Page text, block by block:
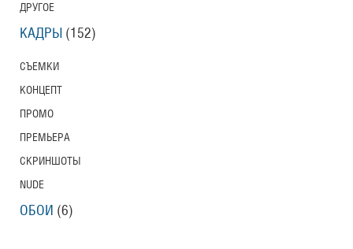
ДРУГОЕ
КАДРЫ (152)
СЪЕМКИ
КОНЦЕПТ
ПРОМО
ПРЕМЬЕРА
СКРИНШОТЫ
NUDE
ОБОИ (6)